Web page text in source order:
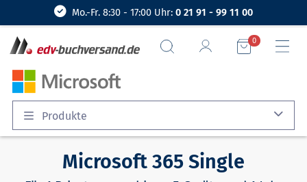
Mo.-Fr. 8:30 - 17:00 Uhr: 0 21 91 - 99 11 00
0
Produkte
Microsoft 365 Single